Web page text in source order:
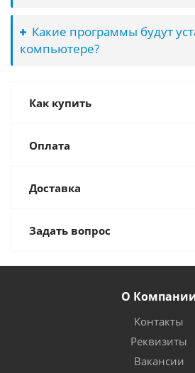
Какие программы будут
компьютере?
Как купить
Оплата
Доставка
Задать вопрос
О
Контакты
Реквизиты
Вакансии